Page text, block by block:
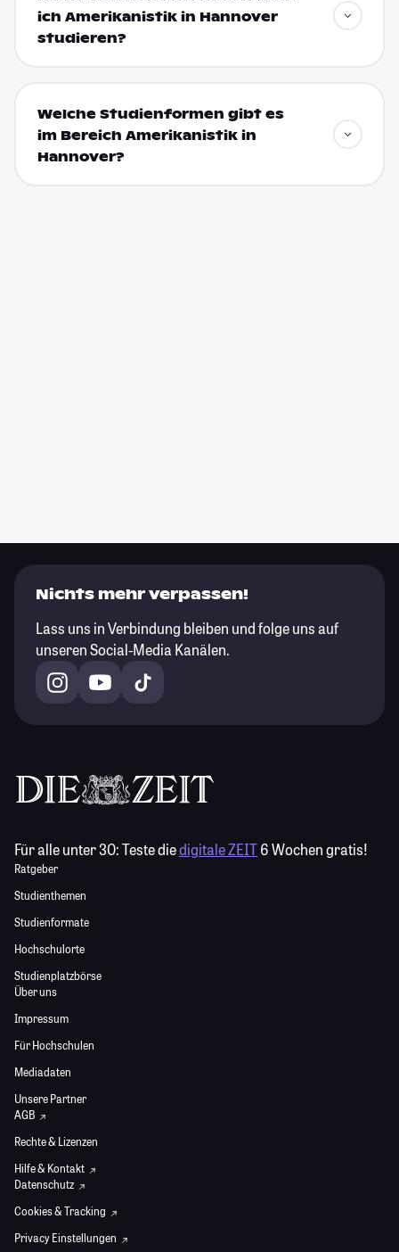
ich Amerikanistik in Hannover
studieren?
Welche Studienformen gibt es
im Bereich Amerikanistik in
Hannover?
Nichts mehr verpassen!
Lass uns in Verbindung bleiben und folge uns auf
unseren Social-Media Kanälen.
Für alle unter 30:Teste diedigitale ZEIT6 Wochen gratis!
Ratgeber
Studienthemen
Studienformate
Hochschulorte
Studienplatzbörse
Über uns
Impressum
Für Hochschulen
Mediadaten
Unsere Partner
AGB
Rechte & Lizenzen
Hilfe & Kontakt
Datenschutz
Cookies & Tracking
Privacy Einstellungen